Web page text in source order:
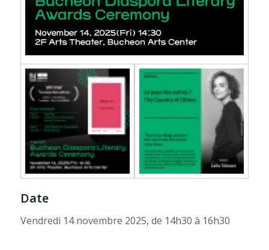
Date
Vendredi 14 novembre 2025, de 14h30 à 16h30